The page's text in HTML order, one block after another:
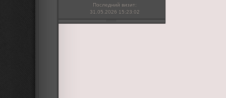
Последний визит:
31.05.2026 15:23:02